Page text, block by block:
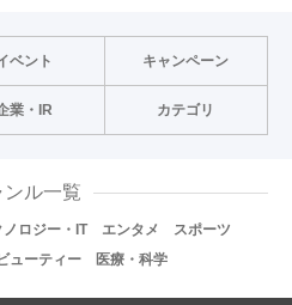
ベント キャンペーン
業・IR カテゴリ
ンル一覧
ノロジー・IT エンタメ
スポーツ
ューティー 医療・科学